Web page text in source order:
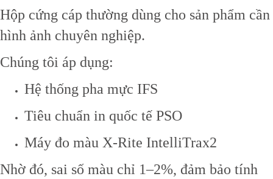
Hộp cứng cáp thường dùng cho sản phẩm cần
hình ảnh chuyên nghiệp.
Chúng tôi áp dụng:
Hệ thống pha mực IFS
Tiêu chuẩn in quốc tế PSO
Máy đo màu X-Rite IntelliTrax2
Nhờ đó, sai số màu chỉ 1–2%, đảm bảo tính